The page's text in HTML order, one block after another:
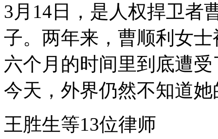
3月14日，是人权捍卫者
子。两年来，曹顺利女
六个月的时间里到底遭
今天，外界仍然不知道
王胜生等13位律师